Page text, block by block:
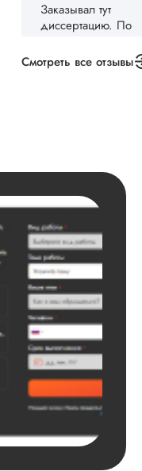
Заказывал тут
диссертацию. По
конечно, для меня
внушительно, но
держал меня в
о статусе заказа.
Структура
выполнена в...
Читать полный
Данила
Вид работы:
Диссертация
2025-03-15
Автору огромное
спасибо за
Смотреть все отзывы